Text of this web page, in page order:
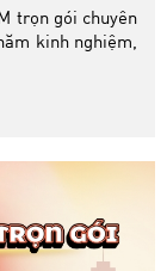
trọn gói chuyên
kinh nghiệm,